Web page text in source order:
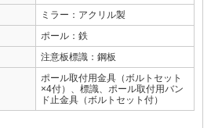
ミラー：アクリル製
ポール：鉄
注意板標識：鋼板
ポール取付用金具（ボルトセット
×4付）、標識、ポール取付用バン
ド止金具（ボルトセット付）